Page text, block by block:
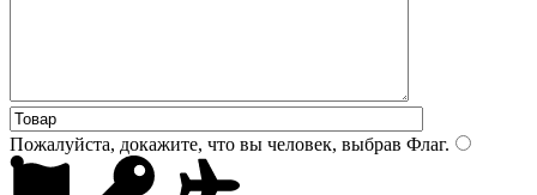
Пожалуйста, докажите, что вы человек, выбрав Флаг.